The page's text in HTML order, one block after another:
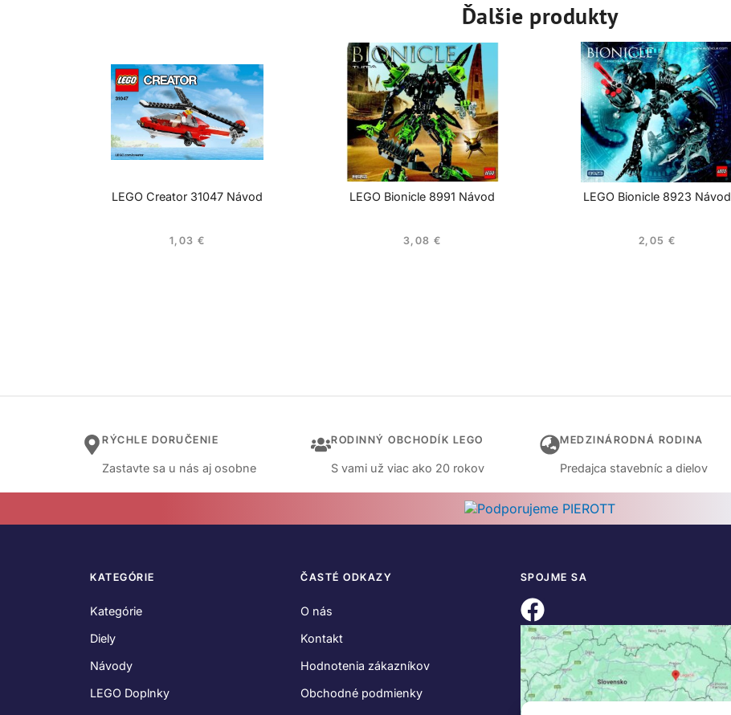
Ďalšie produkty
LEGO Creator 31047 Návod
1,03€
LEGO Bionicle 8991 Návod
3,08€
LEGO Bionicle 8923 Návod
2,05€
RÝCHLE DORUČENIE
Zastavte sa u nás aj osobne
RODINNÝ OBCHODÍK LEGO
S vami už viac ako 20 rokov
MEDZINÁRODNÁ RODINA
Predajca stavebníc a dielov
KATEGÓRIE
Kategórie
Diely
Návody
LEGO Doplnky
ČASTÉ ODKAZY
O nás
Kontakt
Hodnotenia zákazníkov
Obchodné podmienky
SPOJME SA